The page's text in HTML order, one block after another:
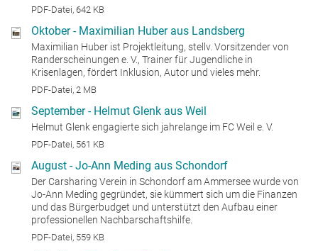
PDF-Datei, 642 KB
Oktober - Maximilian Huber aus Landsberg
Maximilian Huber ist Projektleitung, stellv. Vorsitzender von
Randerscheinungen e. V., Trainer für Jugendliche in
Krisenlagen, fördert Inklusion, Autor und vieles mehr.
PDF-Datei, 2 MB
September - Helmut Glenk aus Weil
Helmut Glenk engagierte sich jahrelange im FC Weil e. V.
PDF-Datei, 561 KB
August - Jo-Ann Meding aus Schondorf
Der Carsharing Verein in Schondorf am Ammersee wurde von
Jo-Ann Meding gegründet, sie kümmert sich um die Finanzen
und das Bürgerbudget und unterstützt den Aufbau einer
professionellen Nachbarschaftshilfe.
PDF-Datei, 559 KB